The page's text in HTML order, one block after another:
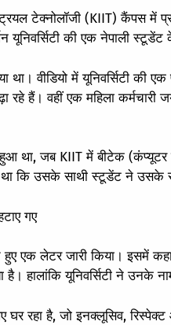
टेक्नोलॉजी (KIIT) कैंपस में
यूनिवर्सिटी की एक नेपाली
था। वीडियो में यूनिवर्सिटी की
रहे हैं। वहीं एक महिला
था, जब KIIT में बीटेक (कंप्यूटर
कि उसके साथी स्टूडेंट ने उसके
गए
एक लेटर जारी किया। इसमें
है। हालांकि यूनिवर्सिटी ने उनके
रहा है, जो इनक्लूसिव,